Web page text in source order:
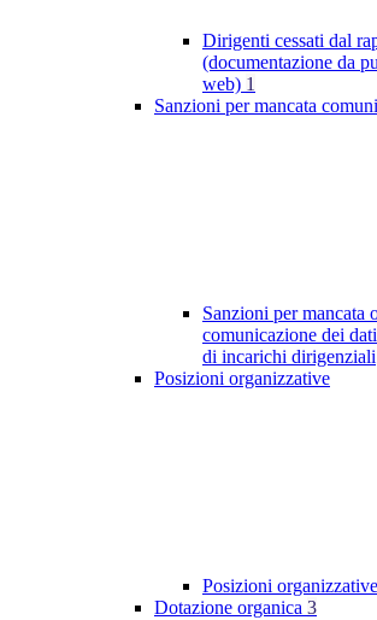
Dirigenti cessati dal
(documentazione da
web) 1
Sanzioni per mancata
Sanzioni per mancata
comunicazione dei
di incarichi dirigenziali
Posizioni organizzative
Posizioni organizzative
Dotazione organica 3